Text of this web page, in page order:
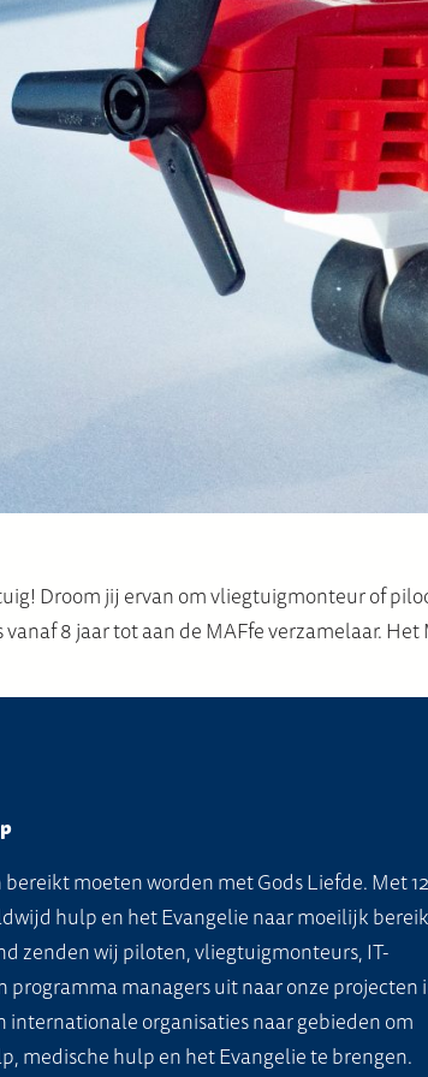
Droom jij ervan om vliegtuigmonteur of
8 jaar tot aan de MAFfe verzamelaar.
moeten worden met Gods Liefde. Met
hulp en het Evangelie naar moeilijk
zenden wij piloten, vliegtuigmonteurs, IT-
programma managers uit naar onze projecten
internationale organisaties naar gebieden om
medische hulp en het Evangelie te brengen.